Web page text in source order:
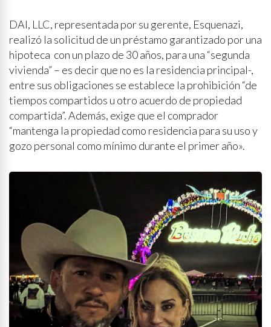
DAI, LLC, representada por su gerente, Esquenazi,
realizó la solicitud de un préstamo garantizado por una
hipoteca con un plazo de 30 años, para una “segunda
vivienda” – es decir que no es la residencia principal-,
entre sus obligaciones se establece la prohibición “de
tiempos compartidos u otro acuerdo de propiedad
compartida”. Además, exige que el comprador
“mantenga la propiedad como residencia para su uso y
gozo personal como mínimo durante el primer año».